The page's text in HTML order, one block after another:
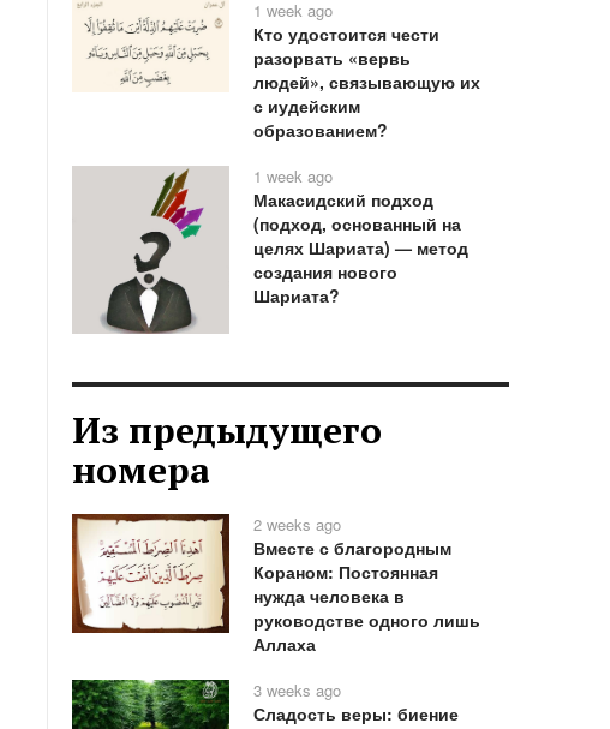
1 week ago
Кто удостоится чести
разорвать «вервь
людей», связывающую их
с иудейским
образованием?
1 week ago
Макасидский подход
(подход, основанный на
целях Шариата) — метод
создания нового
Шариата?
Из предыдущего
номера
2 weeks ago
Вместе с благородным
Кораном: Постоянная
нужда человека в
руководстве одного лишь
Аллаха
3 weeks ago
Сладость веры: биение